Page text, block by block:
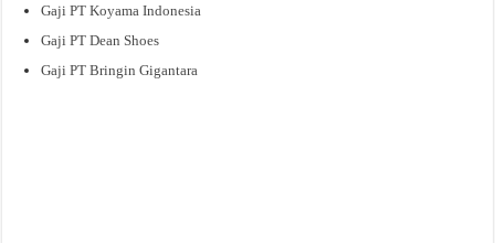
Gaji PT Koyama Indonesia
Gaji PT Dean Shoes
Gaji PT Bringin Gigantara